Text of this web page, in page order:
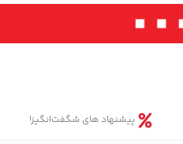
پیشنهاد های شگفت‌انگیز!